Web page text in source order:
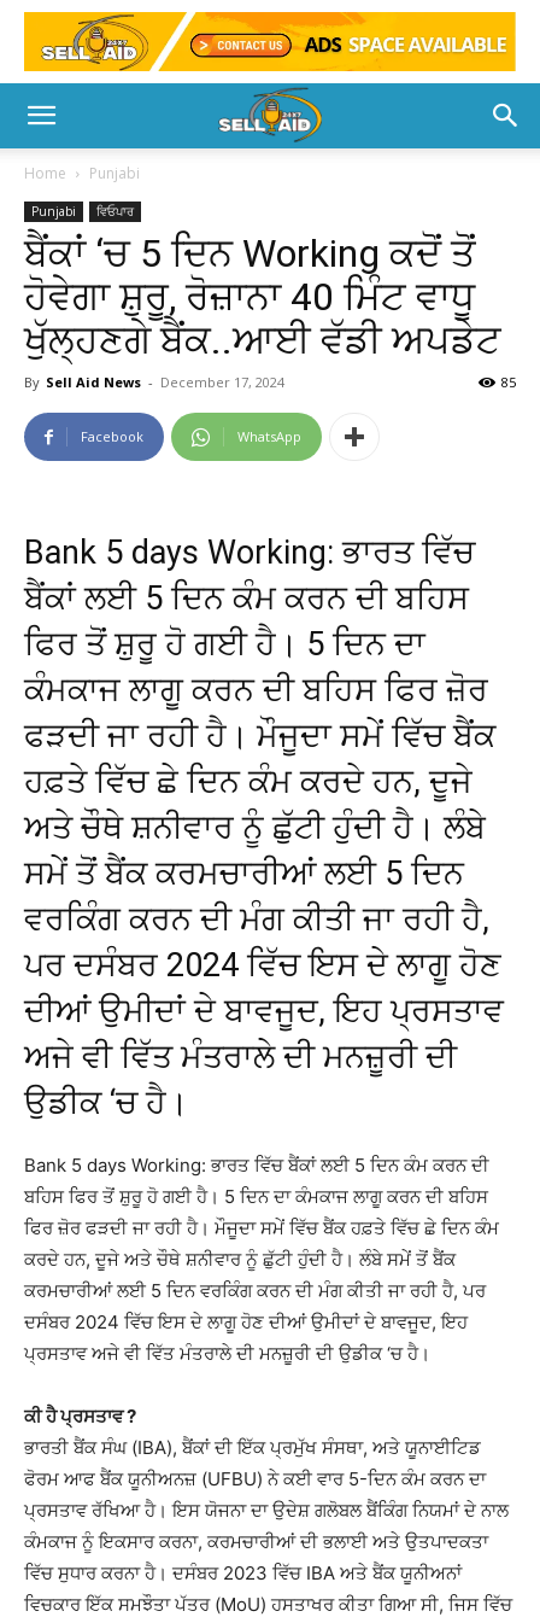
Home Punjabi
Punjabi ਵਿਓਪਾਰ
ਬੈਂਕਾਂ ‘ਚ 5 ਦਿਨ Working ਕਦੋਂ ਤੋਂ
ਹੋਵੇਗਾ ਸ਼ੁਰੂ, ਰੋਜ਼ਾਨਾ 40 ਮਿੰਟ ਵਾਧੂ
ਖੁੱਲ੍ਹਣਗੇ ਬੈਂਕ..ਆਈ ਵੱਡੀ ਅਪਡੇਟ
By Sell Aid News - December 17, 2024 85
Facebook WhatsApp
Bank 5 days Working: ਭਾਰਤ ਵਿੱਚ
ਬੈਂਕਾਂ ਲਈ 5 ਦਿਨ ਕੰਮ ਕਰਨ ਦੀ ਬਹਿਸ
ਫਿਰ ਤੋਂ ਸ਼ੁਰੂ ਹੋ ਗਈ ਹੈ। 5 ਦਿਨ ਦਾ
ਕੰਮਕਾਜ ਲਾਗੂ ਕਰਨ ਦੀ ਬਹਿਸ ਫਿਰ ਜ਼ੋਰ
ਫੜਦੀ ਜਾ ਰਹੀ ਹੈ। ਮੌਜੂਦਾ ਸਮੇਂ ਵਿੱਚ ਬੈਂਕ
ਹਫ਼ਤੇ ਵਿੱਚ ਛੇ ਦਿਨ ਕੰਮ ਕਰਦੇ ਹਨ, ਦੂਜੇ
ਅਤੇ ਚੌਥੇ ਸ਼ਨੀਵਾਰ ਨੂੰ ਛੁੱਟੀ ਹੁੰਦੀ ਹੈ। ਲੰਬੇ
ਸਮੇਂ ਤੋਂ ਬੈਂਕ ਕਰਮਚਾਰੀਆਂ ਲਈ 5 ਦਿਨ
ਵਰਕਿੰਗ ਕਰਨ ਦੀ ਮੰਗ ਕੀਤੀ ਜਾ ਰਹੀ ਹੈ,
ਪਰ ਦਸੰਬਰ 2024 ਵਿੱਚ ਇਸ ਦੇ ਲਾਗੂ ਹੋਣ
ਦੀਆਂ ਉਮੀਦਾਂ ਦੇ ਬਾਵਜੂਦ, ਇਹ ਪ੍ਰਸਤਾਵ
ਅਜੇ ਵੀ ਵਿੱਤ ਮੰਤਰਾਲੇ ਦੀ ਮਨਜ਼ੂਰੀ ਦੀ
ਉਡੀਕ ‘ਚ ਹੈ।
Bank 5 days Working: ਭਾਰਤ ਵਿੱਚ ਬੈਂਕਾਂ ਲਈ 5 ਦਿਨ ਕੰਮ ਕਰਨ ਦੀ
ਬਹਿਸ ਫਿਰ ਤੋਂ ਸ਼ੁਰੂ ਹੋ ਗਈ ਹੈ। 5 ਦਿਨ ਦਾ ਕੰਮਕਾਜ ਲਾਗੂ ਕਰਨ ਦੀ ਬਹਿਸ
ਫਿਰ ਜ਼ੋਰ ਫੜਦੀ ਜਾ ਰਹੀ ਹੈ। ਮੌਜੂਦਾ ਸਮੇਂ ਵਿੱਚ ਬੈਂਕ ਹਫ਼ਤੇ ਵਿੱਚ ਛੇ ਦਿਨ ਕੰਮ
ਕਰਦੇ ਹਨ, ਦੂਜੇ ਅਤੇ ਚੌਥੇ ਸ਼ਨੀਵਾਰ ਨੂੰ ਛੁੱਟੀ ਹੁੰਦੀ ਹੈ। ਲੰਬੇ ਸਮੇਂ ਤੋਂ ਬੈਂਕ
ਕਰਮਚਾਰੀਆਂ ਲਈ 5 ਦਿਨ ਵਰਕਿੰਗ ਕਰਨ ਦੀ ਮੰਗ ਕੀਤੀ ਜਾ ਰਹੀ ਹੈ, ਪਰ
ਦਸੰਬਰ 2024 ਵਿੱਚ ਇਸ ਦੇ ਲਾਗੂ ਹੋਣ ਦੀਆਂ ਉਮੀਦਾਂ ਦੇ ਬਾਵਜੂਦ, ਇਹ
ਪ੍ਰਸਤਾਵ ਅਜੇ ਵੀ ਵਿੱਤ ਮੰਤਰਾਲੇ ਦੀ ਮਨਜ਼ੂਰੀ ਦੀ ਉਡੀਕ ‘ਚ ਹੈ।
ਕੀ ਹੈ ਪ੍ਰਸਤਾਵ ?
ਭਾਰਤੀ ਬੈਂਕ ਸੰਘ (IBA), ਬੈਂਕਾਂ ਦੀ ਇੱਕ ਪ੍ਰਮੁੱਖ ਸੰਸਥਾ, ਅਤੇ ਯੂਨਾਈਟਿਡ
ਫੋਰਮ ਆਫ ਬੈਂਕ ਯੂਨੀਅਨਜ਼ (UFBU) ਨੇ ਕਈ ਵਾਰ 5-ਦਿਨ ਕੰਮ ਕਰਨ ਦਾ
ਪ੍ਰਸਤਾਵ ਰੱਖਿਆ ਹੈ। ਇਸ ਯੋਜਨਾ ਦਾ ਉਦੇਸ਼ ਗਲੋਬਲ ਬੈਂਕਿੰਗ ਨਿਯਮਾਂ ਦੇ ਨਾਲ
ਕੰਮਕਾਜ ਨੂੰ ਇਕਸਾਰ ਕਰਨਾ, ਕਰਮਚਾਰੀਆਂ ਦੀ ਭਲਾਈ ਅਤੇ ਉਤਪਾਦਕਤਾ
ਵਿੱਚ ਸੁਧਾਰ ਕਰਨਾ ਹੈ। ਦਸੰਬਰ 2023 ਵਿੱਚ IBA ਅਤੇ ਬੈਂਕ ਯੂਨੀਅਨਾਂ
ਵਿਚਕਾਰ ਇੱਕ ਸਮਝੌਤਾ ਪੱਤਰ (MoU) ਹਸਤਾਖਰ ਕੀਤਾ ਗਿਆ ਸੀ, ਜਿਸ ਵਿੱਚ